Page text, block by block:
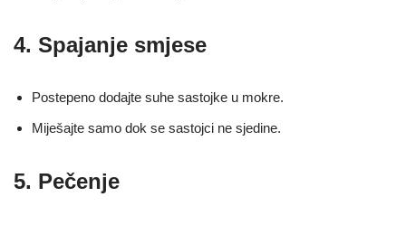
4. Spajanje smjese
Postepeno dodajte suhe sastojke u mokre.
Miješajte samo dok se sastojci ne sjedine.
5. Pečenje